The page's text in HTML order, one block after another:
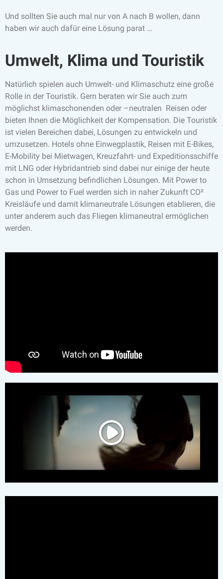
Und sollten Sie auch mal nur von A nach B wollen, dann
haben wir auch dafür eine Lösung parat …
Umwelt, Klima und Touristik
Natürlich spielen auch Umwelt- und Klimaschutz eine große
Rolle in der Touristik. Gern beraten wir Sie auch zum
möglichst klimaschonenden oder –neutralen Reisen oder
bieten Ihnen die Möglichkeit der Kompensation. Die Touristik
ist vielen Bereichen dabei, Lösungen zu entwickeln und
umzusetzen. Hotels ohne Einwegplastik, Reisen mit E-Bikes,
E-Mobility bei Mietwagen, Kreuzfahrt- und Expeditionsschiffe
mit LNG oder Hybridantrieb sind dabei nur einige der heute
schon in Umsetzung befindlichen Lösungen. Mit Power to
Gas und Power to Fuel werden sich in naher Zukunft CO²
Kreisläufe und damit klimaneutrale Lösungen etablieren, die
unter anderem auch das Fliegen klimaneutral ermöglichen
werden.